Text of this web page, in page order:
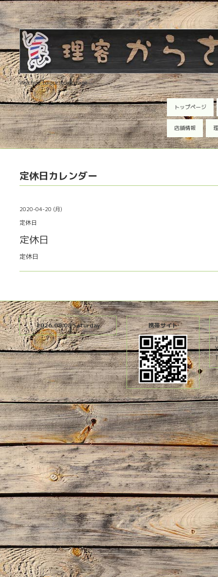
Welcome to our homepage
トップページ
店舗情報
定休日カレンダー
2020-04-20 (月)
定休日
定休日
定休日
2026.08.08 Saturday 携帯サイト